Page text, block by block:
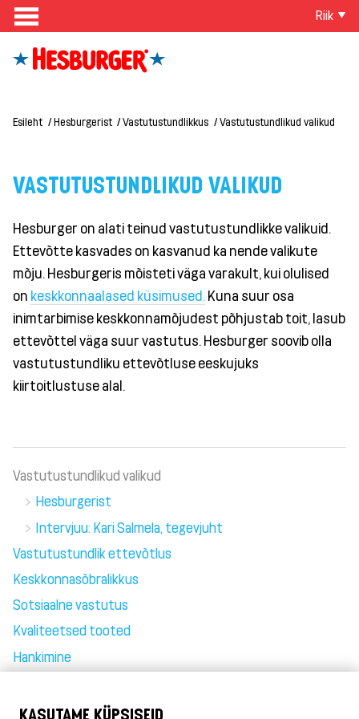
Riik
Esileht Hesburgerist Vastutustundlikkus Vastutustundlikud valikud
VASTUTUSTUNDLIKUD VALIKUD
Hesburger on alati teinud vastutustundlikke valikuid.
Ettevõtte kasvades on kasvanud ka nende valikute
mõju. Hesburgeris mõisteti väga varakult, kui olulised
on keskkonnaalased küsimused. Kuna suur osa
inimtarbimise keskkonnamõjudest põhjustab toit, lasub
ettevõttel väga suur vastutus. Hesburger soovib olla
vastutustundliku ettevõtluse eeskujuks
kiirtoitlustuse alal.
Vastutustundlikud valikud
Hesburgerist
Intervjuu: Kari Salmela, tegevjuht
Vastutustundlik ettevõtlus
Keskkonnasõbralikkus
Sotsiaalne vastutus
Kvaliteetsed tooted
Hankimine
Hesburger välismaal
KASUTAME KÜPSISEID